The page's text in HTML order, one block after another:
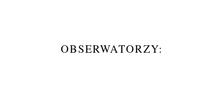
OBSERWATORZY: